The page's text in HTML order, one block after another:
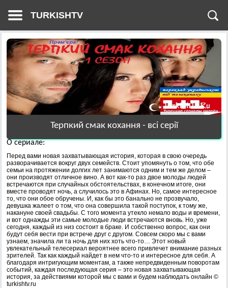
TURKISHTV
Терпкий смак кохання - всі серії
О сериале:
Перед вами новая захватывающая история, которая в свою очередь
разворачивается вокруг двух семейств. Стоит упомянуть о том, что обе
семьи на протяжении долгих лет занимаются одним и тем же делом –
они производят отличное вино. А вот как-то раз двое молоды людей
встречаются при случайных обстоятельствах, в конечном итоге, они
вместе проводят ночь, а случилось это в Афинах. Но, самое интересное
то, что они обое обручены. И, как бы это банально не прозвучало,
девушка жалеет о том, что она совершила такой поступок, к тому же,
накануне своей свадьбы. С того момента утекло немало воды и времени,
и вот однажды эти самые молодые люди встречаются вновь. Но, уже
сегодня, каждый из низ состоит в браке. И собственно вопрос, как они
будут себя вести при встрече друг с другом. Совсем скоро мы с вами
узнаем, значила ли та ночь для них хоть что-то… Этот новый
увлекательный телесериал вероятнее всего привлечет внимание разных
зрителей. Так как каждый найдет в нем что-то и интересное для себя. А
благодаря интригующим моментам, а также непредвиденным поворотам
событий, каждая последующая серия – это новая захватывающая
история, за действиями которой мы с вами и будем наблюдать онлайн ©
turkishtv.ru